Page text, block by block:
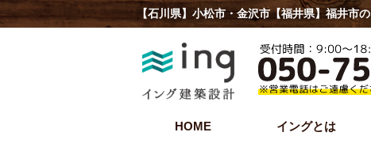
【石川県】小松市・金沢市【福井県】福井市
HOME イングとは